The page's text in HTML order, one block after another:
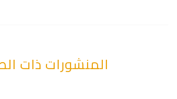
المنشورات ذات